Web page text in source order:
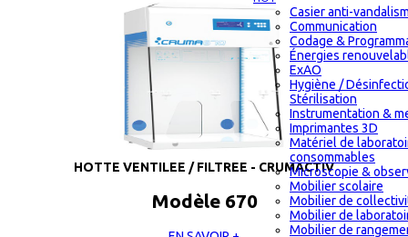
Casier anti-
Communication
Codage &
Énergies
ExAO
Hygiène /
Stérilisation
Instrumentation &
Imprimantes 3D
Matériel de
consommables
Microscopie &
Mobilier scolaire
Mobilier de
Mobilier de
Mobilier de
HOTTE VENTILEE / FILTREE - CRUMACTIV
Modèle 670